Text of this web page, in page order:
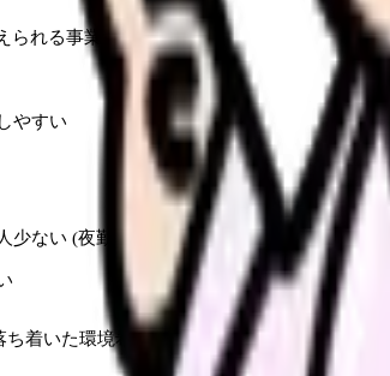
られる事業所多い
やすい
少ない (夜勤専従パートは別)
着いた環境希望